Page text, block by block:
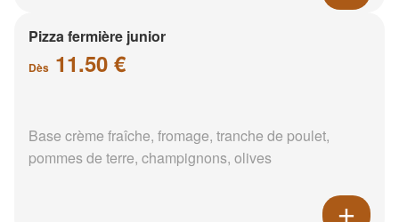
Pizza fermière junior
Dès 11.50 €
Base crème fraîche, fromage, tranche de poulet,
pommes de terre, champignons, olives